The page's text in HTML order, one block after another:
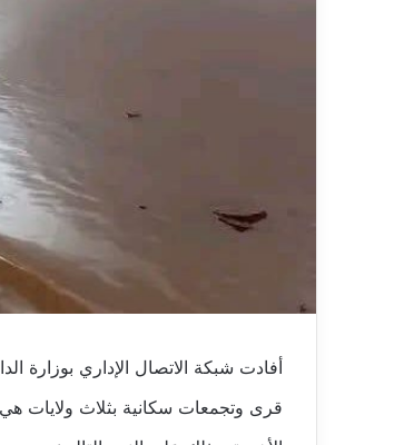
أفادت شبكة الاتصال الإداري بوزارة
قرى وتجمعات سكانية بثلاث ولايات